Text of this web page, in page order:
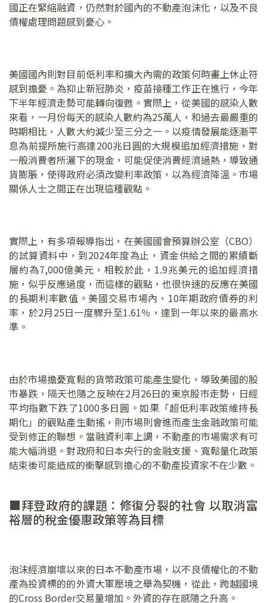
國正在緊縮融資，仍然對於國內的不動產泡沫化，以及不良
債權處理問題感到憂心。
美國國內則對目前低利率和擴大內需的政策何時畫上休止符
感到擔憂。為抑止新冠肺炎，疫苗接種工作正在進行，今年
下半年經濟走勢可能轉向復甦。實際上，從美國的感染人數
來看，一月份每天的感染人數約為25萬人，和過去最嚴重的
時期相比，人數大約減少至三分之一。以疫情發展能逐漸平
息為前提所施行高達200兆日圓的大規模追加經濟措施，對
一般消費者所灑下的現金，可能促使消費經濟過熱，導致通
貨膨脹，使得政府必須改變利率政策，以為經濟降溫。市場
關係人士之間正在出現這種觀點。
實際上，有多項報導指出，在美國國會預算辦公室（CBO）
的試算資料中，到2024年度為止，資金供給之間的累績斷
層約為7,000億美元，相較於此，1.9兆美元的追加經濟措
施，似乎反應過度，而這樣的觀點，也很快速的反應在美國
的長期利率數值。美國交易市場內，10年期政府債券的利
率，於2月25日一度驟升至1.61％，達到一年以來的最高水
準。
由於市場擔憂寬鬆的貨幣政策可能產生變化，導致美國的股
市暴跌，隔天也隨之反映在2月26日的東京股市走勢，日經
平均指數下跌了1000多日圓。如果「超低利率政策維持長
期化」的觀點產生動搖，則市場則會進而產生金融政策可能
受到修正的聯想。當融資利率上調，不動產的市場需求有可
能大幅消退。對政府和日本央行的金融支援、寬鬆量化政策
結束後可能造成的衝擊感到擔心的不動產投資家不在少數。
■拜登政府的課題：修復分裂的社會 以取消富
裕層的稅金優惠政策等為目標
泡沫經濟崩壞以來的日本不動產市場，以不良債權化的不動
產為投資標的的外資大軍壓境之舉為契機，從此，跨越國境
的Cross Border交易量增加。外資的存在感隨之升高。